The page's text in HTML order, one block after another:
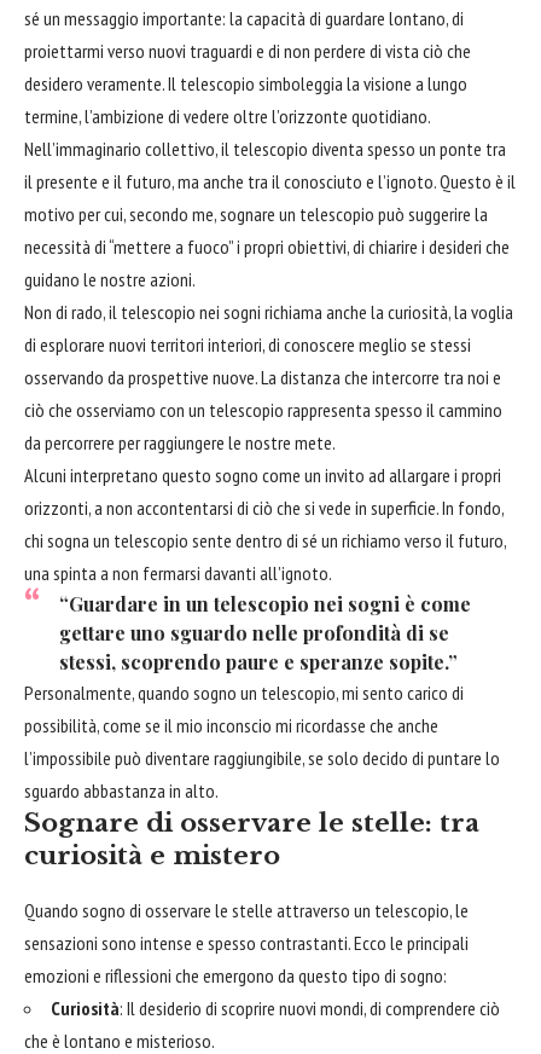
sé un messaggio importante: la capacità di guardare lontano, di
proiettarmi verso nuovi traguardi e di non perdere di vista ciò che
desidero veramente. Il telescopio simboleggia la visione a lungo
termine, l’ambizione di vedere oltre l’orizzonte quotidiano.
Nell’immaginario collettivo, il telescopio diventa spesso un ponte tra
il presente e il futuro, ma anche tra il conosciuto e l’ignoto. Questo è il
motivo per cui, secondo me, sognare un telescopio può suggerire la
necessità di “mettere a fuoco” i propri obiettivi, di chiarire i desideri che
guidano le nostre azioni.
Non di rado, il telescopio nei sogni richiama anche la curiosità, la voglia
di esplorare nuovi territori interiori, di conoscere meglio se stessi
osservando da prospettive nuove. La distanza che intercorre tra noi e
ciò che osserviamo con un telescopio rappresenta spesso il cammino
da percorrere per raggiungere le nostre mete.
Alcuni interpretano questo sogno come un invito ad allargare i propri
orizzonti, a non accontentarsi di ciò che si vede in superficie. In fondo,
chi sogna un telescopio sente dentro di sé un richiamo verso il futuro,
una spinta a non fermarsi davanti all’ignoto.
“Guardare in un telescopio nei sogni è come
gettare uno sguardo nelle profondità di se
stessi, scoprendo paure e speranze sopite.”
Personalmente, quando sogno un telescopio, mi sento carico di
possibilità, come se il mio inconscio mi ricordasse che anche
l’impossibile può diventare raggiungibile, se solo decido di puntare lo
sguardo abbastanza in alto.
Sognare di osservare le stelle: tra
curiosità e mistero
Quando sogno di osservare le stelle attraverso un telescopio, le
sensazioni sono intense e spesso contrastanti. Ecco le principali
emozioni e riflessioni che emergono da questo tipo di sogno:
Curiosità: Il desiderio di scoprire nuovi mondi, di comprendere ciò
che è lontano e misterioso.